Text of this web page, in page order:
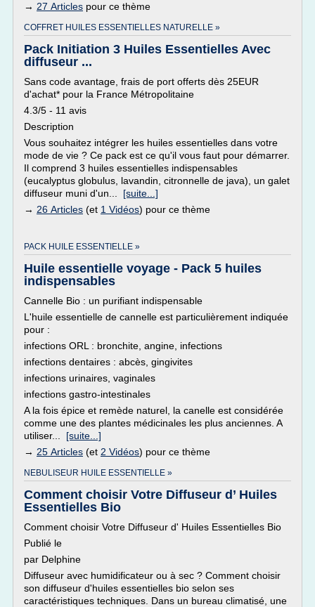
→ 27 Articles pour ce thème
COFFRET HUILES ESSENTIELLES NATURELLE »
Pack Initiation 3 Huiles Essentielles Avec
diffuseur ...
Sans code avantage, frais de port offerts dès 25EUR
d'achat* pour la France Métropolitaine
4.3/5 - 11 avis
Description
Vous souhaitez intégrer les huiles essentielles dans votre
mode de vie ? Ce pack est ce qu'il vous faut pour démarrer.
Il comprend 3 huiles essentielles indispensables
(eucalyptus globulus, lavandin, citronnelle de java), un galet
diffuseur muni d'un... [suite...]
→ 26 Articles (et 1 Vidéos) pour ce thème
PACK HUILE ESSENTIELLE »
Huile essentielle voyage - Pack 5 huiles
indispensables
Cannelle Bio : un purifiant indispensable
L'huile essentielle de cannelle est particulièrement indiquée
pour :
infections ORL : bronchite, angine, infections
infections dentaires : abcès, gingivites
infections urinaires, vaginales
infections gastro-intestinales
A la fois épice et remède naturel, la canelle est considérée
comme une des plantes médicinales les plus anciennes. A
utiliser... [suite...]
→ 25 Articles (et 2 Vidéos) pour ce thème
NEBULISEUR HUILE ESSENTIELLE »
Comment choisir Votre Diffuseur d’ Huiles
Essentielles Bio
Comment choisir Votre Diffuseur d' Huiles Essentielles Bio
Publié le
par Delphine
Diffuseur avec humidificateur ou à sec ? Comment choisir
son diffuseur d'huiles essentielles bio selon ses
caractéristiques techniques. Dans un bureau climatisé, une